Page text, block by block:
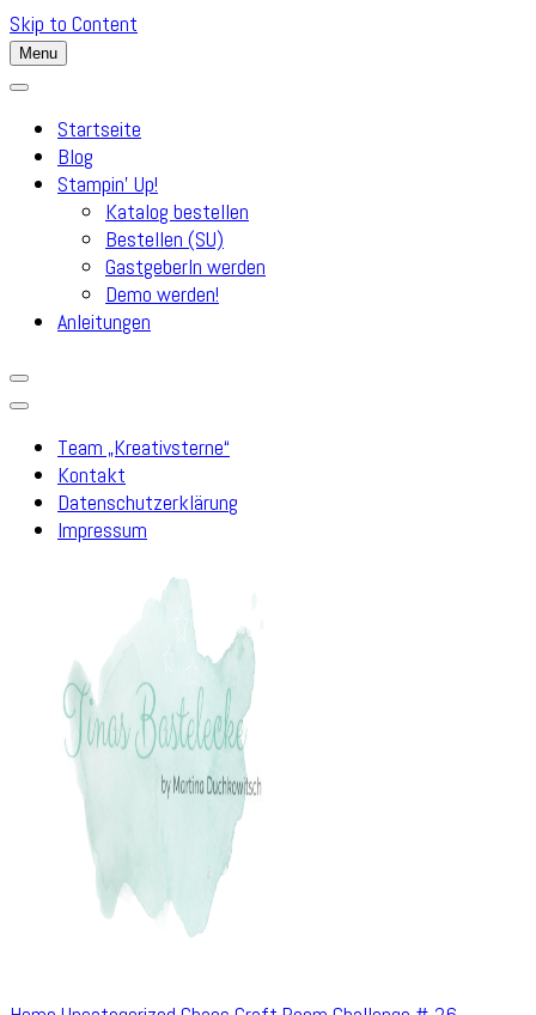
Skip to Content
Menu
Startseite
Blog
Stampin’ Up!
Katalog bestellen
Bestellen (SU)
GastgeberIn werden
Demo werden!
Anleitungen
Team „Kreativsterne“
Kontakt
Datenschutzerklärung
Impressum